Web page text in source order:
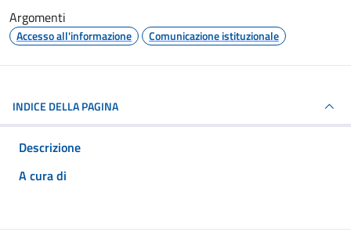
Argomenti
Accesso all'informazione Comunicazione istituzionale
INDICE DELLA PAGINA
Descrizione
A cura di